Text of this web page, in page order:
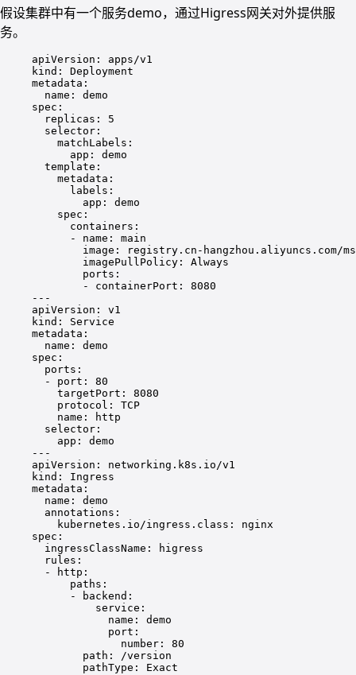
假设集群中有一个服务demo，通过Higress网关对外提供服
务。
apiVersion: apps/v1
kind: Deployment
metadata:
name: demo
spec:
replicas: 5
selector:
matchLabels:
app: demo
template:
metadata:
labels:
app: demo
spec:
containers:
- name: main
image: registry.cn-hangzhou.aliyuncs.com/
imagePullPolicy: Always
ports:
- containerPort: 8080
---
apiVersion: v1
kind: Service
metadata:
name: demo
spec:
ports:
- port: 80
targetPort: 8080
protocol: TCP
name: http
selector:
app: demo
---
apiVersion: networking.k8s.io/v1
kind: Ingress
metadata:
name: demo
annotations:
kubernetes.io/ingress.class: nginx
spec:
ingressClassName: higress
rules:
- http:
paths:
- backend:
service:
name: demo
port:
number: 80
path: /version
pathType: Exact